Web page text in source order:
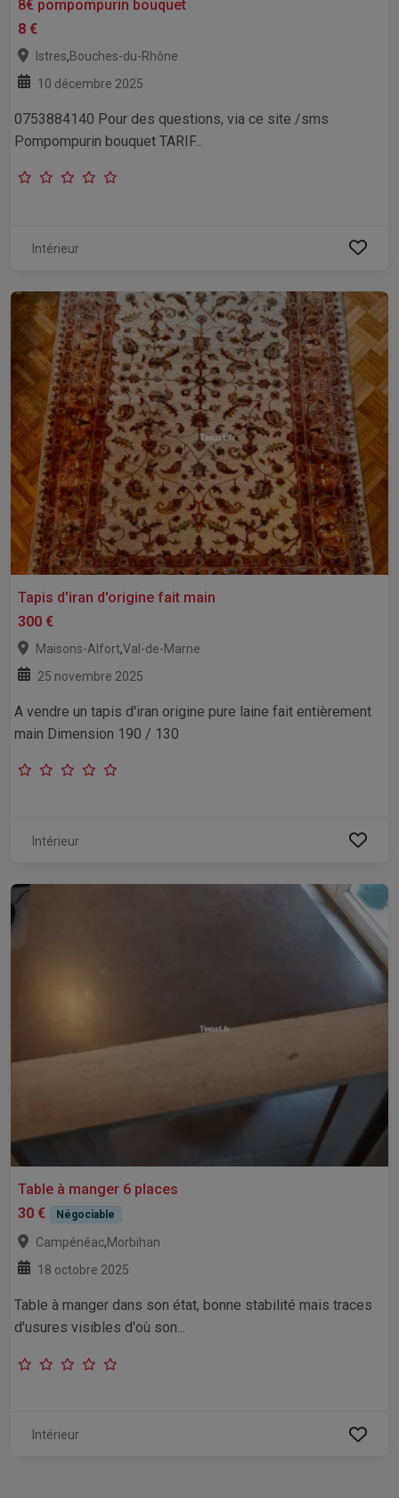
8€ pompompurin bouquet
8 €
Istres,Bouches-du-Rhône
10 décembre 2025
0753884140 Pour des questions, via ce site /sms
Pompompurin bouquet TARIF...
Intérieur
Tapis d'iran d'origine fait main
300 €
Maisons-Alfort,Val-de-Marne
25 novembre 2025
A vendre un tapis d'iran origine pure laine fait entièrement
main Dimension 190 / 130
Intérieur
Table à manger 6 places
30 €
Négociable
Campénéac,Morbihan
18 octobre 2025
Table à manger dans son état, bonne stabilité mais traces
d'usures visibles d'où son...
Intérieur